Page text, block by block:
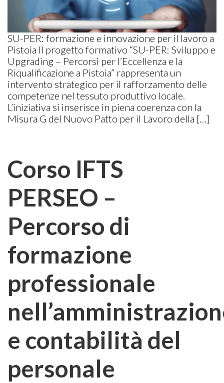
SU-PER: formazione e innovazione per il lavoro a
Pistoia Il progetto formativo “SU-PER: Sviluppo e
Upgrading – Percorsi per l’Eccellenza e la
Riqualificazione a Pistoia” rappresenta un
intervento strategico per il rafforzamento delle
competenze nel tessuto produttivo locale.
L’iniziativa si inserisce in piena coerenza con la
Misura G del Nuovo Patto per il Lavoro della […]
Corso IFTS
PERSEO –
Percorso di
formazione
professionale
e contabilità del
personale